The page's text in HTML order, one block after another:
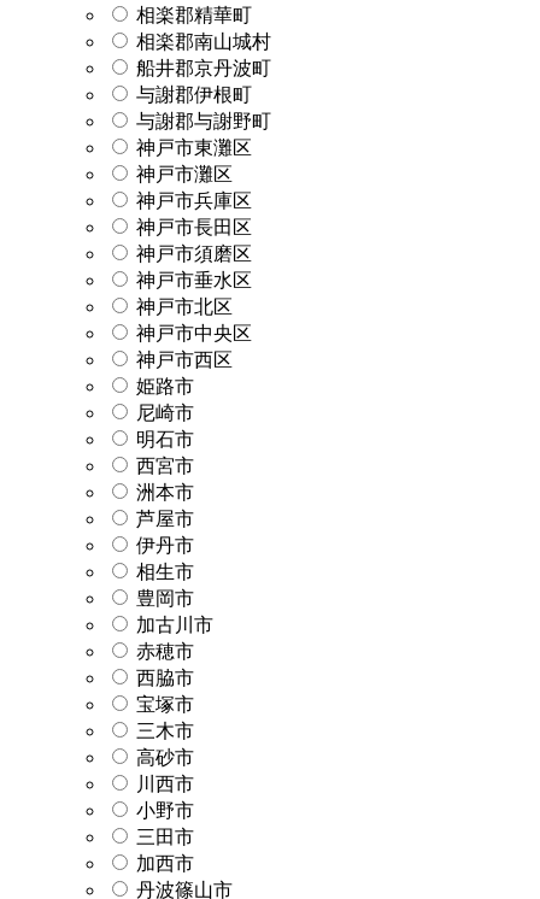
相楽郡精華町
相楽郡南山城村
船井郡京丹波町
与謝郡伊根町
与謝郡与謝野町
神戸市東灘区
神戸市灘区
神戸市兵庫区
神戸市長田区
神戸市須磨区
神戸市垂水区
神戸市北区
神戸市中央区
神戸市西区
姫路市
尼崎市
明石市
西宮市
洲本市
芦屋市
伊丹市
相生市
豊岡市
加古川市
赤穂市
西脇市
宝塚市
三木市
高砂市
川西市
小野市
三田市
加西市
丹波篠山市